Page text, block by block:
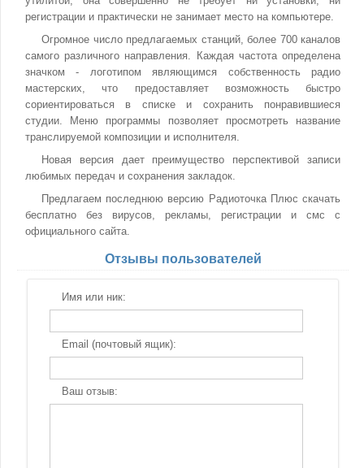
регистрации и практически не занимает место на компьютере.
Огромное число предлагаемых станций, более 700 каналов
самого различного направления. Каждая частота определена
значком - логотипом являющимся собственность радио
мастерских, что предоставляет возможность быстро
сориентироваться в списке и сохранить понравившиеся
студии. Меню программы позволяет просмотреть название
транслируемой композиции и исполнителя.
Новая версия дает преимущество перспективой записи
любимых передач и сохранения закладок.
Предлагаем последнюю версию Радиоточка Плюс скачать
бесплатно без вирусов, рекламы, регистрации и смс с
официального сайта.
Отзывы пользователей
Имя или ник:
Email (почтовый ящик):
Ваш отзыв: